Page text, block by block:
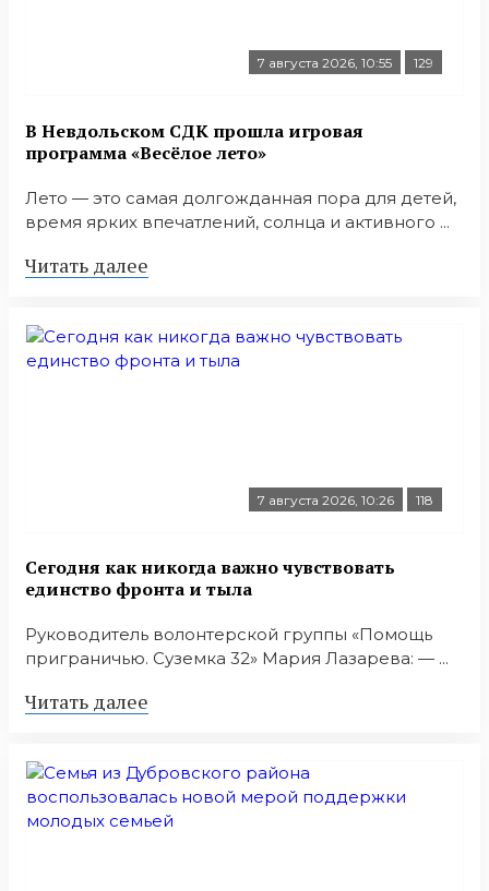
7 августа 2026, 10:55 129
В Невдольском СДК прошла игровая
программа «Весёлое лето»
Лето — это самая долгожданная пора для детей,
время ярких впечатлений, солнца и активного ...
Читать далее
7 августа 2026, 10:26 118
Сегодня как никогда важно чувствовать
единство фронта и тыла
Руководитель волонтерской группы «Помощь
приграничью. Суземка 32» Мария Лазарева: — ...
Читать далее